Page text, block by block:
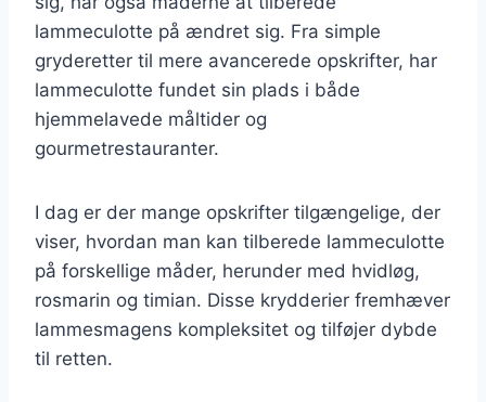
lammeculotte på ændret sig. Fra simple
gryderetter til mere avancerede opskrifter, har
lammeculotte fundet sin plads i både
hjemmelavede måltider og
gourmetrestauranter.
I dag er der mange opskrifter tilgængelige, der
viser, hvordan man kan tilberede lammeculotte
på forskellige måder, herunder med hvidløg,
rosmarin og timian. Disse krydderier fremhæver
lammesmagens kompleksitet og tilføjer dybde
til retten.